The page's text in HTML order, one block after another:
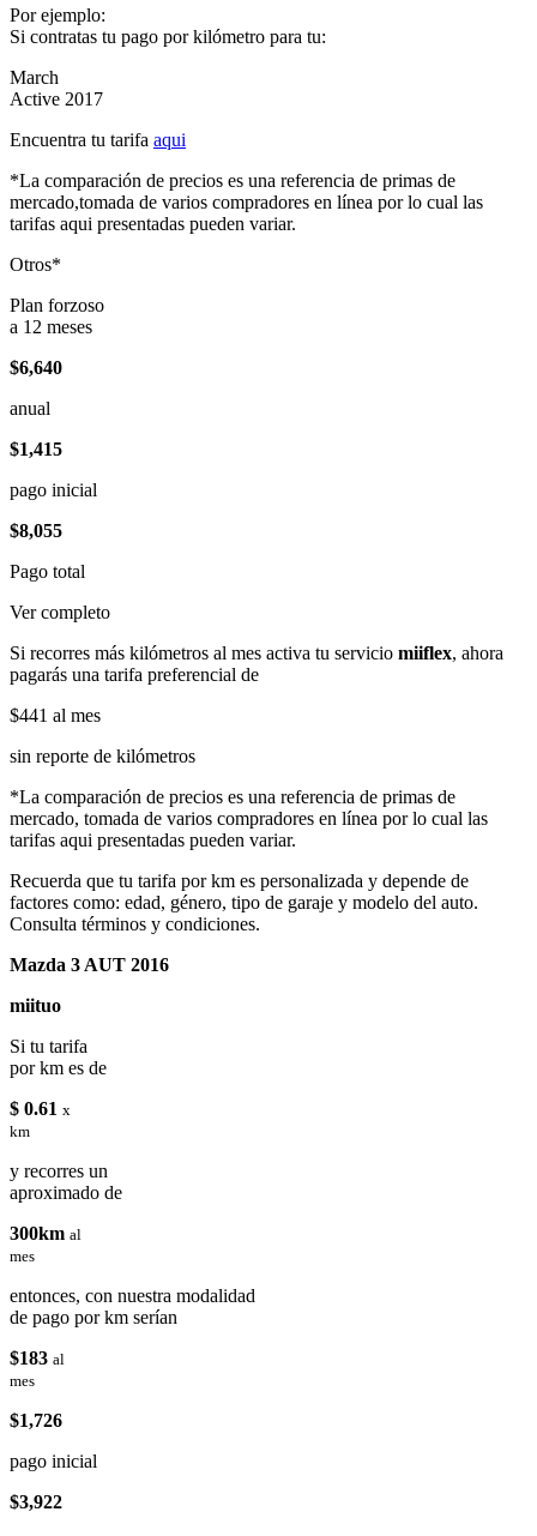
Por ejemplo:
Si contratas tu pago por kilómetro para tu:
March
Active 2017
Encuentra tu tarifa aqui
*La comparación de precios es una referencia de primas de
mercado,tomada de varios compradores en línea por lo cual las
tarifas aqui presentadas pueden variar.
Otros*
Plan forzoso
a 12 meses
$6,640
anual
$1,415
pago inicial
$8,055
Pago total
Ver completo
Si recorres más kilómetros al mes activa tu servicio miiflex, ahora
pagarás una tarifa preferencial de
$441 al mes
sin reporte de kilómetros
*La comparación de precios es una referencia de primas de
mercado, tomada de varios compradores en línea por lo cual las
tarifas aqui presentadas pueden variar.
Recuerda que tu tarifa por km es personalizada y depende de
factores como: edad, género, tipo de garaje y modelo del auto.
Consulta términos y condiciones.
Mazda 3 AUT 2016
miituo
Si tu tarifa
por km es de
$ 0.61 x
km
y recorres un
aproximado de
300km al
mes
entonces, con nuestra modalidad
de pago por km serían
$183 al
mes
$1,726
pago inicial
$3,922